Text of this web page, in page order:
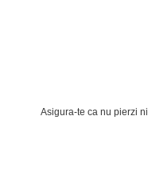
Asigura-te ca nu pierzi